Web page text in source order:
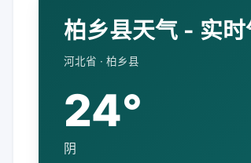
柏乡县天气 - 实
河北省 · 柏乡县
24°
阴